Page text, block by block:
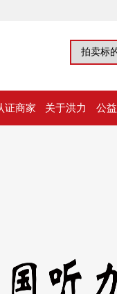
证商家 关于洪力 公